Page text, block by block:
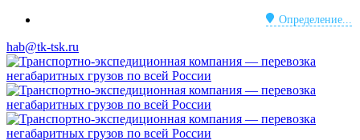
Определение...
hab@tk-tsk.ru